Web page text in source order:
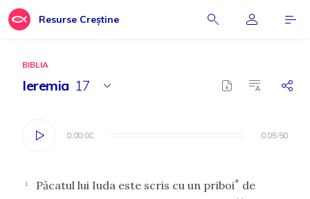
Resurse Creștine
BIBLIA
Ieremia 17
0:00:00 0:05:50
0:00:00 0:05:50
1 Păcatul lui Iuda este scris cu un priboi* de